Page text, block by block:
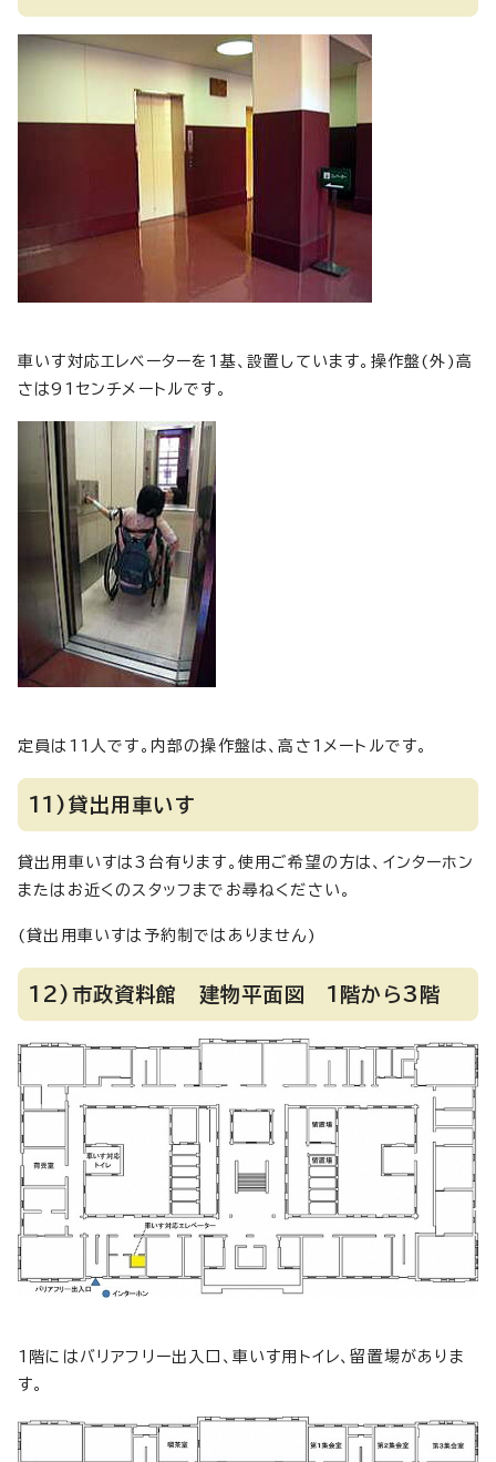
車いす対応エレベーターを1基、設置しています。操作盤(外)高
さは91センチメートルです。
定員は11人です。内部の操作盤は、高さ1メートルです。
11)貸出用車いす
貸出用車いすは3台有ります。使用ご希望の方は、インターホン
またはお近くのスタッフまでお尋ねください。
(貸出用車いすは予約制ではありません)
12)市政資料館 建物平面図 1階から3階
1階にはバリアフリー出入口、車いす用トイレ、留置場がありま
す。